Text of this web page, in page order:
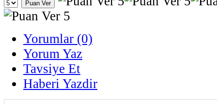
Yorumlar (0)
Yorum Yaz
Tavsiye Et
Haberi Yazdir